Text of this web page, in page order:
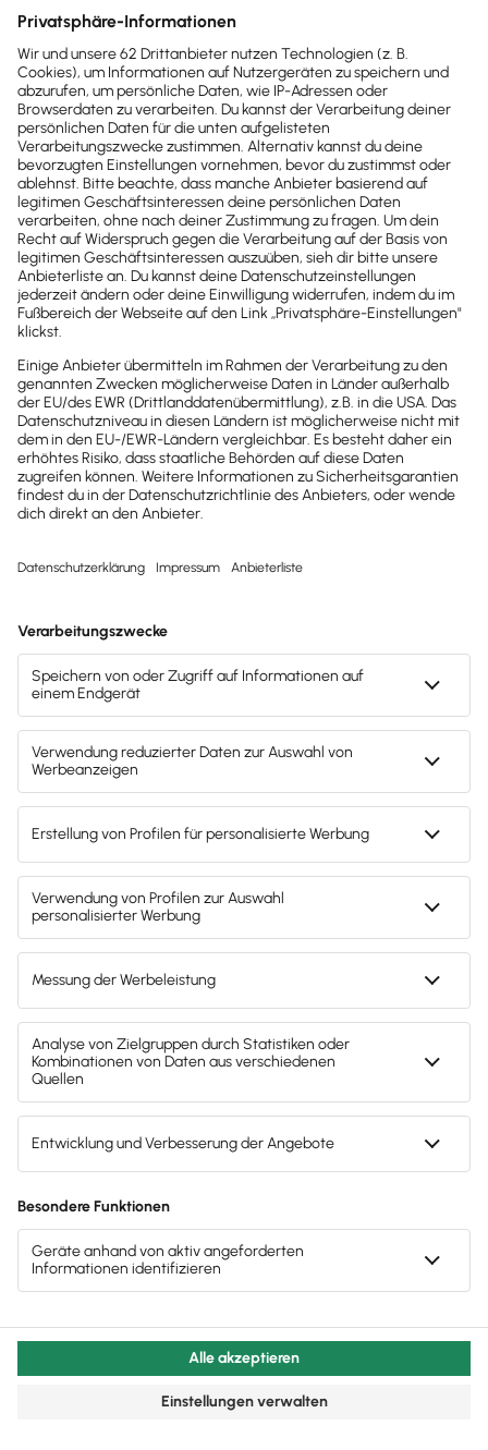
Daniel Pellegrini
Musiker, Drummer und Musiklehrer
Seit ich Lexware Office benutze, habe
ichviel mehr Überblick über die
quasi nebenbei machen. Die
automatisierten Rechnungen haben mir
schon viel Zeit und Stress gespart. Es ist
super praktisch, wenn mein
Steuerberater „Echtzeitzugriff“ auf
meine Buchhaltung hat.
Mehr als Worte: top
Bewertungen auf allen
Kanälen
4,2
eKomi
2.344 Bewertungen
4,7
Trusted.de
13.134 Bewertungen
4,7
App Store
8.720 Bewertungen
4,7
Play Store
4.450 Bewertungen
Kostenlos testen